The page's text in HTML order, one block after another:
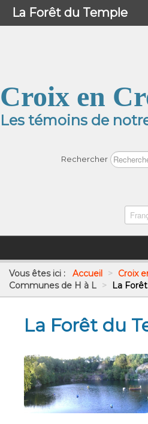
Croix en
Les témoins de
Rechercher
Vous êtes ici : Accueil > Croix
Communes de H à L > La
La Forêt du
Menu
La Forêt du Temple